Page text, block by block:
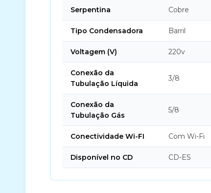
Serpentina Cobre
Tipo Condensadora Barril
Voltagem (V) 220v
Conexão da
Tubulação Líquida
3/8
Conexão da
Tubulação Gás
5/8
Conectividade Wi-FI Com Wi-Fi
Disponível no CD CD-ES